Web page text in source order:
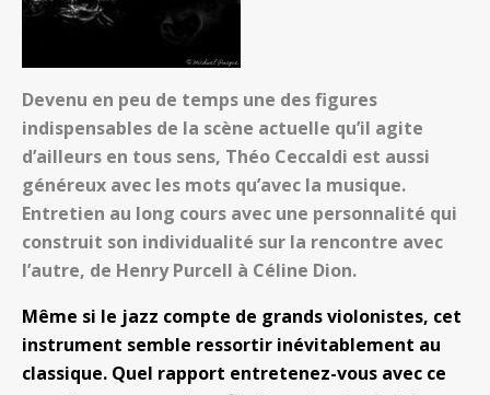
Devenu en peu de temps une des figures
indispensables de la scène actuelle qu’il agite
d’ailleurs en tous sens, Théo Ceccaldi est aussi
généreux avec les mots qu’avec la musique.
Entretien au long cours avec une personnalité qui
construit son individualité sur la rencontre avec
l’autre, de Henry Purcell à Céline Dion.
Même si le jazz compte de grands violonistes, cet
instrument semble ressortir inévitablement au
classique. Quel rapport entretenez-vous avec ce